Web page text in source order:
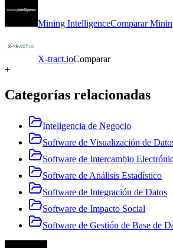
Mining IntelligenceComparar
X-tract.ioComparar
+
Categorías relacionadas
Inteligencia de Negocio
Software de Visualización de
Software de Intercambio
Software de Análisis Estadístico
Software de Integración de Datos
Software de Impacto Social
Software de Gestión de Base de